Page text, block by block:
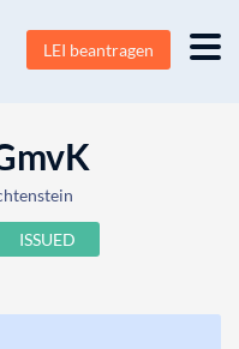
LEI beantragen
ISSUED